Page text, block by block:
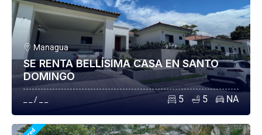
Managua
SE RENTA BELLÍSIMA CASA EN SANTO
DOMINGO
_ _ / _ _ 5 5 NA